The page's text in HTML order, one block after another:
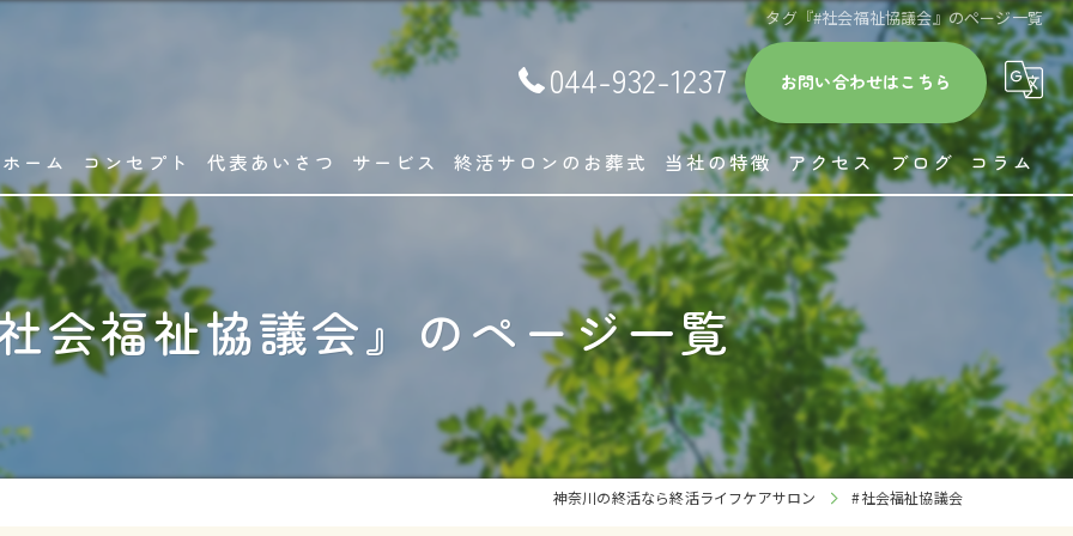
タグ『#社会福祉協議会』のページ一覧
044-932-1237 お問い合わせはこちら
ホーム コンセプト 代表あいさつ サービス 終活サロンのお葬式 当社の特徴
相続
相談
葬儀
高齢者施設紹介
お墓
アクセス ブログ コラム
会福祉協議会』のページ一覧
神奈川の終活なら終活ライフケアサロン #社会福祉協議会